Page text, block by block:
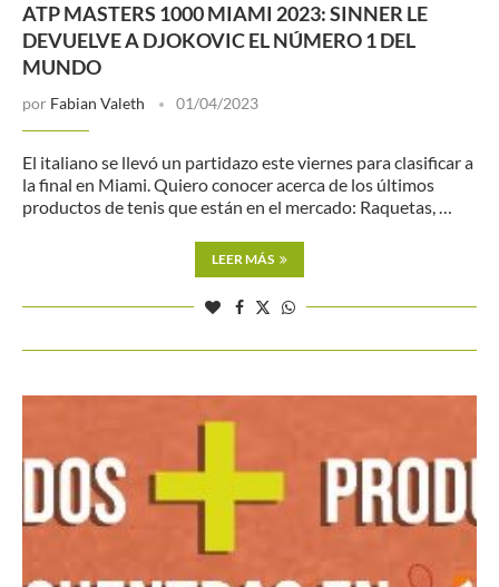
ATP MASTERS 1000 MIAMI 2023: SINNER LE
DEVUELVE A DJOKOVIC EL NÚMERO 1 DEL
MUNDO
por Fabian Valeth 01/04/2023
El italiano se llevó un partidazo este viernes para clasificar a
la final en Miami. Quiero conocer acerca de los últimos
productos de tenis que están en el mercado: Raquetas, …
LEER MÁS